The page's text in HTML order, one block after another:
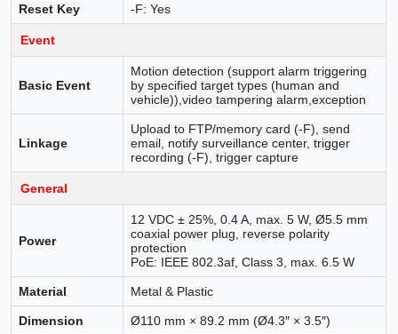
Reset Key -F: Yes
Event
Basic Event
Motion detection (support alarm triggering
by specified target types (human and
vehicle)),video tampering alarm,exception
Linkage
Upload to FTP/memory card (-F), send
email, notify surveillance center, trigger
recording (-F), trigger capture
General
Power
12 VDC ± 25%, 0.4 A, max. 5 W, Ø5.5 mm
coaxial power plug, reverse polarity
protection
PoE: IEEE 802.3af, Class 3, max. 6.5 W
Material Metal & Plastic
Dimension Ø110 mm × 89.2 mm (Ø4.3″ × 3.5″)